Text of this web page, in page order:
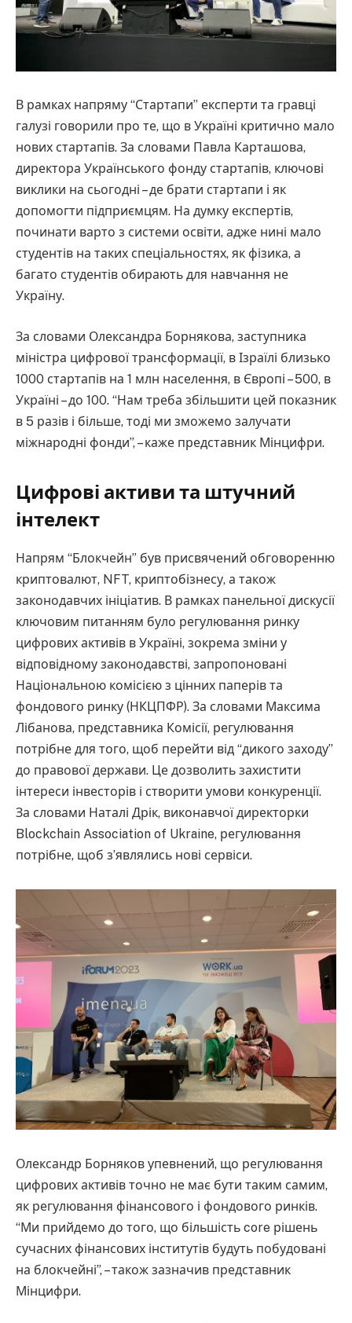
В рамках напряму “Стартапи” експерти та гравці
галузі говорили про те, що в Україні критично мало
нових стартапів. За словами Павла Карташова,
директора Українського фонду стартапів, ключові
виклики на сьогодні – де брати стартапи і як
допомогти підприємцям. На думку експертів,
починати варто з системи освіти, адже нині мало
студентів на таких спеціальностях, як фізика, а
багато студентів обирають для навчання не
Україну.
За словами Олександра Борнякова, заступника
міністра цифрової трансформації, в Ізраїлі близько
1000 стартапів на 1 млн населення, в Європі – 500, в
Україні – до 100. “Нам треба збільшити цей показник
в 5 разів і більше, тоді ми зможемо залучати
міжнародні фонди”, – каже представник Мінцифри.
Цифрові активи та штучний
інтелект
Напрям “Блокчейн” був присвячений обговоренню
криптовалют, NFT, криптобізнесу, а також
законодавчих ініціатив. В рамках панельної дискусії
ключовим питанням було регулювання ринку
цифрових активів в Україні, зокрема зміни у
відповідному законодавстві, запропоновані
Національною комісією з цінних паперів та
фондового ринку (НКЦПФР). За словами Максима
Лібанова, представника Комісії, регулювання
потрібне для того, щоб перейти від “дикого заходу”
до правової держави. Це дозволить захистити
інтереси інвесторів і створити умови конкуренції.
За словами Наталі Дрік, виконавчої директорки
Blockchain Association of Ukraine, регулювання
потрібне, щоб з’являлись нові сервіси.
Олександр Борняков упевнений, що регулювання
цифрових активів точно не має бути таким самим,
як регулювання фінансового і фондового ринків.
“Ми прийдемо до того, що більшість core рішень
сучасних фінансових інститутів будуть побудовані
на блокчейні”, – також зазначив представник
Мінцифри.